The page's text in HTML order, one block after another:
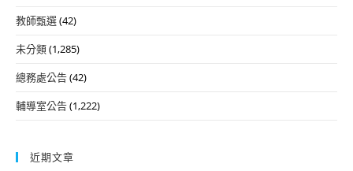
教師甄選(42)
未分類(1,285)
總務處公告(42)
輔導室公告(1,222)
近期文章